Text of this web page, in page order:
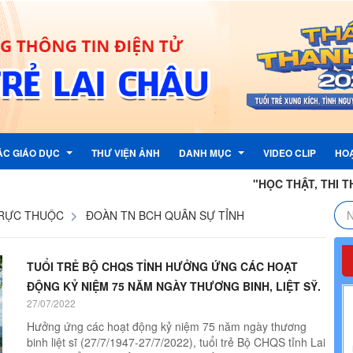
CỦA ĐẢNG
NƯỚC
ĐỒNG
GIÁO DỤC
PHẢN ÁNH, KIẾN NGHỊ
ÁNH , KIẾN NGHỊ
THƯ VIỆN ẢNH DANH MỤC
LỊCH CÔNG TÁC
THƯ ĐIỆN TỬ CÔNG VỤ
VIDEO CLIP
"HỌC THẬT, THI THẬT,
THUỘC ĐOÀN TN BCH QUÂN SỰ TỈNH
TUỔI TRẺ BỘ CHQS TỈNH HƯỞNG ỨNG CÁC HOẠT
ĐỘNG KỶ NIỆM 75 NĂM NGÀY THƯƠNG BINH, LIỆT SỸ.
27/07/2022
Hưởng ứng các hoạt động kỷ niệm 75 năm ngày thương
binh liệt sĩ (27/7/1947-27/7/2022), tuổi trẻ Bộ CHQS tỉnh Lai